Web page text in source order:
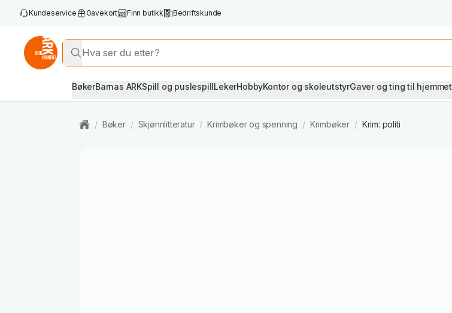
Kundeservice Gavekort Finn butikk Bedriftskunde
BøkerBarnas ARKSpill og puslespillLekerHobbyKontor og skoleutstyrGaver og ting til hjemmet
/ Bøker / Skjønnlitteratur / Krimbøker og spenning / Krimbøker / Krim: politi